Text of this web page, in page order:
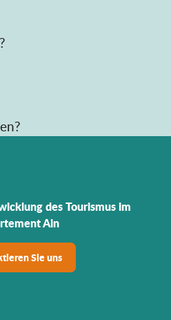
des Tourismus im
Ain
Sie uns